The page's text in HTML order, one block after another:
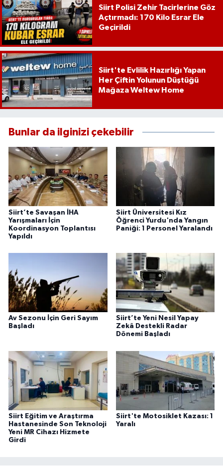
Siirt Polisi Zehir Tacirlerine Göz
Açtırmadı: 170 Kilo Esrar Ele
Geçirildi
Siirt'te Evlilik Hazırlığı Yapan
Her Çiftin Yolunun Düştüğü
Mağaza Weltew Home
Bunlar da ilginizi çekebilir
Siirt’te Savaşan İHA
Yarışmaları İçin
Koordinasyon Toplantısı
Yapıldı
Siirt Üniversitesi Kız
Öğrenci Yurdu'nda Yangın
Paniği: 1 Personel Yaralandı
Av Sezonu İçin Geri Sayım
Başladı
Siirt’te Yeni Nesil Yapay
Zekâ Destekli Radar
Dönemi Başladı
Siirt Eğitim ve Araştırma
Hastanesinde Son Teknoloji
Yeni MR Cihazı Hizmete
Girdi
Siirt'te Motosiklet Kazası: 1
Yaralı